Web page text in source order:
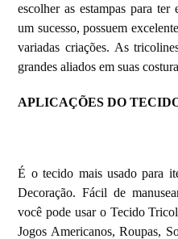
escolher as estampas para
um sucesso, possuem
variadas criações. As
grandes aliados em suas
APLICAÇÕES DO
É o tecido mais usado para
Decoração. Fácil de
você pode usar o Tecido
Jogos Americanos, Roupas,